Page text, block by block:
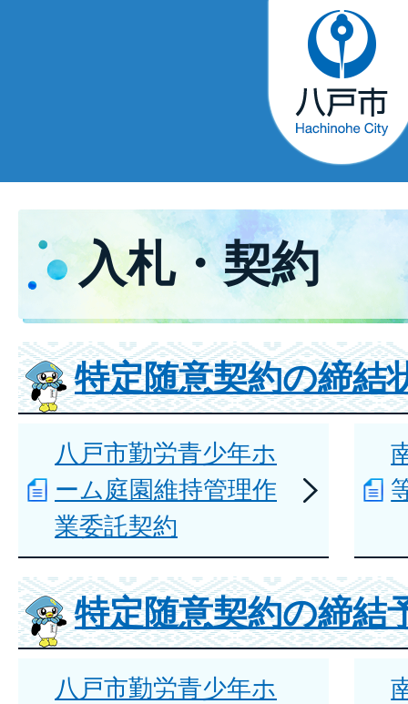
入札・契約
特定随意契約の締結
八戸市勤労青少年ホ
ーム庭園維持管理作
業委託契約
特定随意契約の締結
八戸市勤労青少年ホ